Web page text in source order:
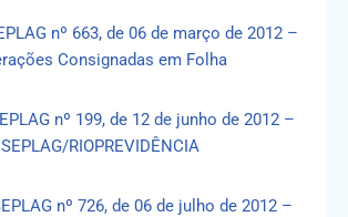
nº 663, de 06 de março de 2012 –
Consignadas em Folha
nº 199, de 12 de junho de 2012 –
SEPLAG/RIOPREVIDÊNCIA
nº 726, de 06 de julho de 2012 –